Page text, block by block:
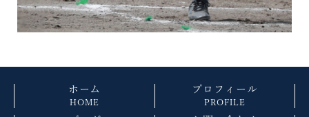
ホーム
HOME
プロフィール
PROFILE